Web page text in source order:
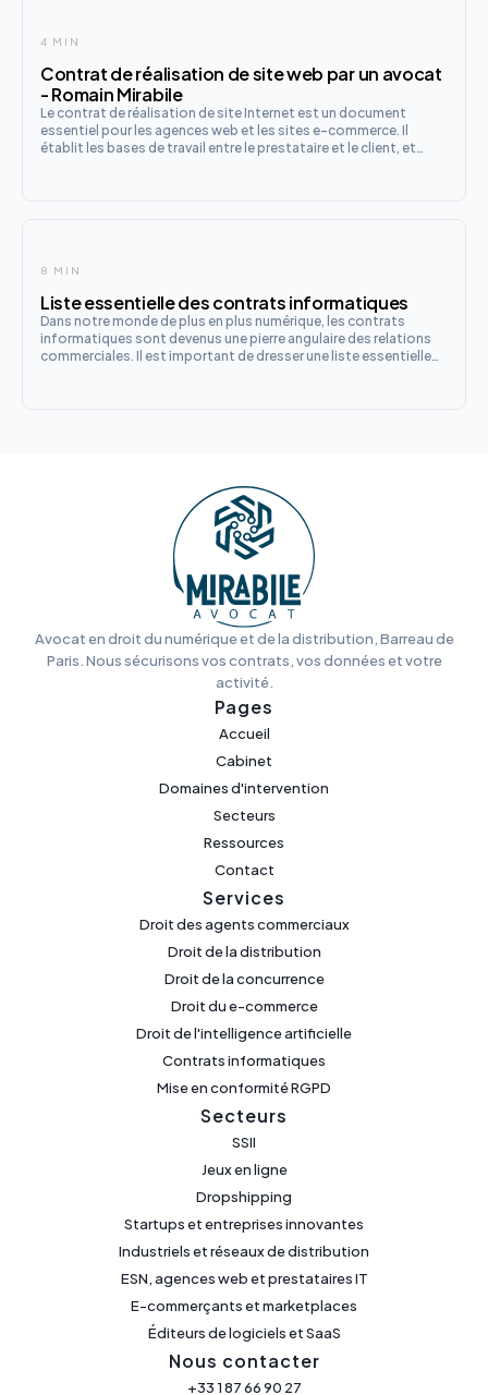
4 MIN
Contrat de réalisation de site web par un avocat
- Romain Mirabile
Le contrat de réalisation de site Internet est un document
essentiel pour les agences web et les sites e-commerce. Il
établit les bases de travail entre le prestataire et le client, et
8 MIN
Liste essentielle des contrats informatiques
Dans notre monde de plus en plus numérique, les contrats
informatiques sont devenus une pierre angulaire des relations
commerciales. Il est important de dresser une liste essentielle
Avocat en droit du numérique et de la distribution, Barreau de
Paris. Nous sécurisons vos contrats, vos données et votre
activité.
Pages
Accueil
Cabinet
Domaines d'intervention
Secteurs
Ressources
Contact
Services
Droit des agents commerciaux
Droit de la distribution
Droit de la concurrence
Droit du e-commerce
Droit de l'intelligence artificielle
Contrats informatiques
Mise en conformité RGPD
Secteurs
SSII
Jeux en ligne
Dropshipping
Startups et entreprises innovantes
Industriels et réseaux de distribution
ESN, agences web et prestataires IT
E-commerçants et marketplaces
Éditeurs de logiciels et SaaS
Nous contacter
+33 1 87 66 90 27